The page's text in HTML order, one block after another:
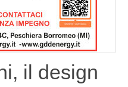
il design